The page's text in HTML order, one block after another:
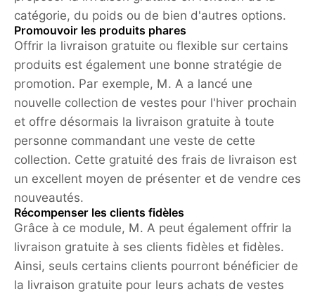
catégorie, du poids ou de bien d'autres options.
Promouvoir les produits phares
Offrir la livraison gratuite ou flexible sur certains
produits est également une bonne stratégie de
promotion. Par exemple, M. A a lancé une
nouvelle collection de vestes pour l'hiver prochain
et offre désormais la livraison gratuite à toute
personne commandant une veste de cette
collection. Cette gratuité des frais de livraison est
un excellent moyen de présenter et de vendre ces
nouveautés.
Récompenser les clients fidèles
Grâce à ce module, M. A peut également offrir la
livraison gratuite à ses clients fidèles et fidèles.
Ainsi, seuls certains clients pourront bénéficier de
la livraison gratuite pour leurs achats de vestes